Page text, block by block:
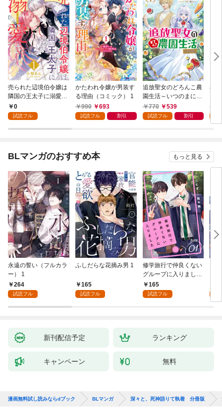
売られた辺境伯令嬢は
隣国の王太子に溺愛さ
れる 1
0
試読フル
かたわれ令嬢が男装す
る理由（コミック） 1
990
693
試読フル 割引
追放聖女のどろんこ農
園生活～いつのまにか
隣国を救ってしまいま
した～（コミック） 1
770 539
試読フル 割引
小
BLマンガのおすすめ本 もっと見る
永遠の誓い（フルカラ
ー） 1
264
試読フル
ふしだらな花摘み男 1
165
試読フル
修学旅行で仲良くない
グループに入りました
【単話版】1巻
165
試読フル
が
ら
新刊配信予定 ランキング
キャンペーン 無料
漫画無料試し読みならdブック BLマンガ 深々と、死神語りて執着 分冊版